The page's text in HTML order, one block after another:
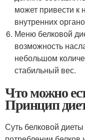
может привести
внутренних
Меню белковой
возможность
небольшом
стабильный вес.
Что можно
Принцип
Суть белковой